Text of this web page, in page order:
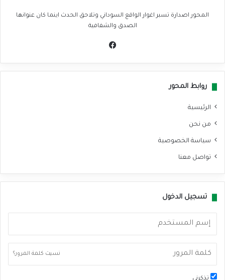
المحور اصدارة تسبر اغوار الواقع السوداني وتلاحق الحدث اينما كان عنوانها
الصدق والشفافية
روابط المحور
الرئيسية
من نحن
سياسة الخصوصية
تواصل معنا
تسجيل الدخول
نسيت كلمة المرور؟